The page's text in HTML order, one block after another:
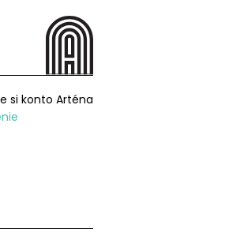
si konto Arténa